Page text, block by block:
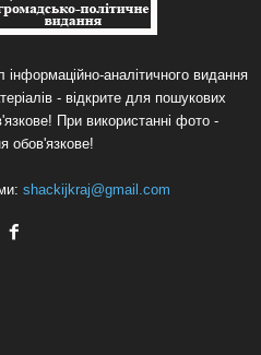
аналітичного видання
- відкрите для пошукових
При використанні фото -
обов'язкове!
shackijkraj@gmail.com